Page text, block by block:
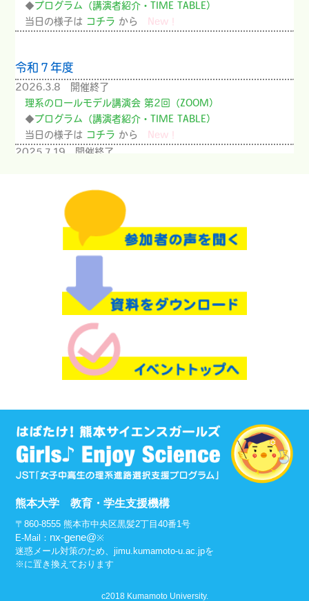
◆プログラム（講演者紹介・TIME TABLE）
当日の様子は コチラ から New！
令和７年度
2026.3.8 開催終了
理系のロールモデル講演会 第2回（ZOOM）
◆プログラム（講演者紹介・TIME TABLE）
当日の様子は コチラ から
New！
2025.7.19 開催終了
当日の様子は
コチラから
プログラム（講演者紹介）
2024.11.16 開催終了
理系のロールモデル講演会 第2回
プログラム（演題・講演者紹介）
2024.7.20 開催終了
理系のロールモデル講演会 第1回
◆VR体験（工学部公認サークルKuMA）
夜空を飛び回り花火鑑賞・ドラム演奏等VRで体験できま
す！
2024.2.23 開催終了
理系のロールモデル講演会 第3回（ZOOM）
◆演題・講演者紹介
2023.11.23 開催終了
熊本大学 教育・学生支援機構
〒860-8555 熊本市中央区黒髪2丁目40番1号
E-Mail： nx-gene@※
迷惑メール対策のため、jimu.kumamoto-u.ac.jpを
※に置き換えております
c2018 Kumamoto University.